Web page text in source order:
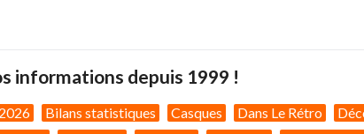
informations depuis 1999 !
Bilans statistiques Casques Dans Le Rétro